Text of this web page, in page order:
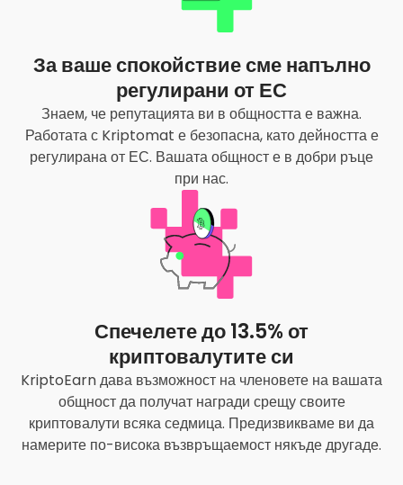
За ваше спокойствие сме напълно
регулирани от ЕС
Знаем, че репутацията ви в общността е важна.
Работата с Kriptomat е безопасна, като дейността е
регулирана от ЕС. Вашата общност е в добри ръце
при нас.
Спечелете до 13.5% от
криптовалутите си
KriptoEarn дава възможност на членовете на вашата
общност да получат награди срещу своите
криптовалути всяка седмица. Предизвикваме ви да
намерите по-висока възвръщаемост някъде другаде.